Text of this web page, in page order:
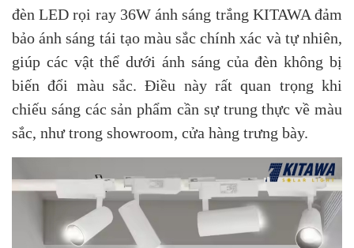
đèn LED rọi ray 36W ánh sáng trắng KITAWA đảm
bảo ánh sáng tái tạo màu sắc chính xác và tự nhiên,
giúp các vật thể dưới ánh sáng của đèn không bị
biến đổi màu sắc. Điều này rất quan trọng khi
chiếu sáng các sản phẩm cần sự trung thực về màu
sắc, như trong showroom, cửa hàng trưng bày.